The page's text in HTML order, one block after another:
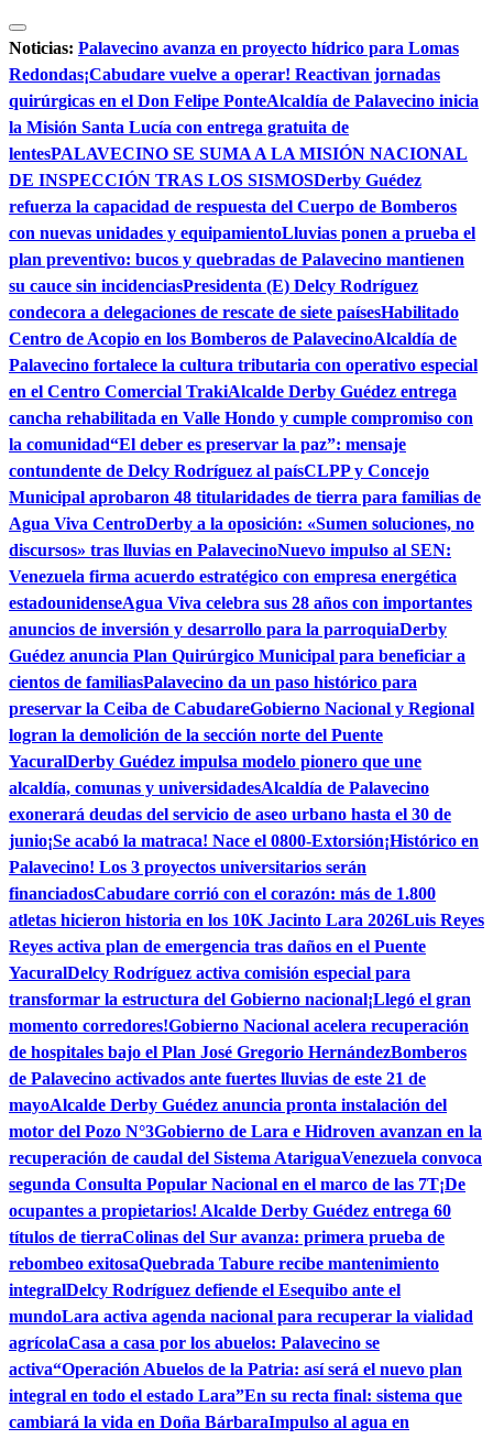
Saltar
al
contenido
Noticias: Palavecino avanza en proyecto hídrico para Lomas
Redondas¡Cabudare vuelve a operar! Reactivan jornadas
quirúrgicas en el Don Felipe PonteAlcaldía de Palavecino inicia
la Misión Santa Lucía con entrega gratuita de
lentesPALAVECINO SE SUMA A LA MISIÓN NACIONAL
DE INSPECCIÓN TRAS LOS SISMOSDerby Guédez
refuerza la capacidad de respuesta del Cuerpo de Bomberos
con nuevas unidades y equipamientoLluvias ponen a prueba el
plan preventivo: bucos y quebradas de Palavecino mantienen
su cauce sin incidenciasPresidenta (E) Delcy Rodríguez
condecora a delegaciones de rescate de siete paísesHabilitado
Centro de Acopio en los Bomberos de PalavecinoAlcaldía de
Palavecino fortalece la cultura tributaria con operativo especial
en el Centro Comercial TrakiAlcalde Derby Guédez entrega
cancha rehabilitada en Valle Hondo y cumple compromiso con
la comunidad“El deber es preservar la paz”: mensaje
contundente de Delcy Rodríguez al paísCLPP y Concejo
Municipal aprobaron 48 titularidades de tierra para familias de
Agua Viva CentroDerby a la oposición: «Sumen soluciones, no
discursos» tras lluvias en PalavecinoNuevo impulso al SEN:
Venezuela firma acuerdo estratégico con empresa energética
estadounidenseAgua Viva celebra sus 28 años con importantes
anuncios de inversión y desarrollo para la parroquiaDerby
Guédez anuncia Plan Quirúrgico Municipal para beneficiar a
cientos de familiasPalavecino da un paso histórico para
preservar la Ceiba de CabudareGobierno Nacional y Regional
logran la demolición de la sección norte del Puente
YacuralDerby Guédez impulsa modelo pionero que une
alcaldía, comunas y universidadesAlcaldía de Palavecino
exonerará deudas del servicio de aseo urbano hasta el 30 de
junio¡Se acabó la matraca! Nace el 0800-Extorsión¡Histórico en
Palavecino! Los 3 proyectos universitarios serán
financiadosCabudare corrió con el corazón: más de 1.800
atletas hicieron historia en los 10K Jacinto Lara 2026Luis Reyes
Reyes activa plan de emergencia tras daños en el Puente
YacuralDelcy Rodríguez activa comisión especial para
transformar la estructura del Gobierno nacional¡Llegó el gran
momento corredores!Gobierno Nacional acelera recuperación
de hospitales bajo el Plan José Gregorio HernándezBomberos
de Palavecino activados ante fuertes lluvias de este 21 de
mayoAlcalde Derby Guédez anuncia pronta instalación del
motor del Pozo N°3Gobierno de Lara e Hidroven avanzan en la
recuperación de caudal del Sistema AtariguaVenezuela convoca
segunda Consulta Popular Nacional en el marco de las 7T¡De
ocupantes a propietarios! Alcalde Derby Guédez entrega 60
títulos de tierraColinas del Sur avanza: primera prueba de
rebombeo exitosaQuebrada Tabure recibe mantenimiento
integralDelcy Rodríguez defiende el Esequibo ante el
mundoLara activa agenda nacional para recuperar la vialidad
agrícolaCasa a casa por los abuelos: Palavecino se
activa“Operación Abuelos de la Patria: así será el nuevo plan
integral en todo el estado Lara”En su recta final: sistema que
cambiará la vida en Doña BárbaraImpulso al agua en